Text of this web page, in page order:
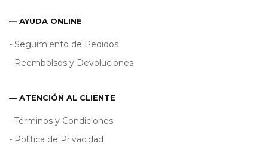
— AYUDA ONLINE
- Seguimiento de Pedidos
- Reembolsos y Devoluciones
— ATENCIÓN AL CLIENTE
- Términos y Condiciones
- Política de Privacidad